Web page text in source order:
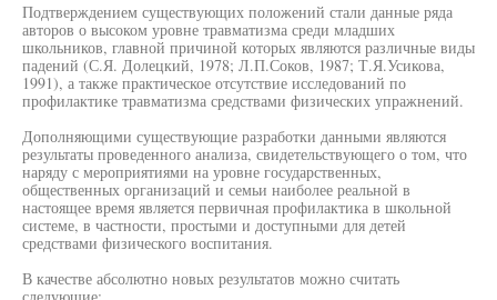
Подтверждением существующих положений стали данные ряда
авторов о высоком уровне травматизма среди младших
школьников, главной причиной которых являются различные виды
падений (С.Я. Долецкий, 1978; Л.П.Соков, 1987; Т.Я.Усикова,
1991), а также практическое отсутствие исследований по
профилактике травматизма средствами физических упражнений.
Дополняющими существующие разработки данными являются
результаты проведенного анализа, свидетельствующего о том, что
наряду с мероприятиями на уровне государственных,
общественных организаций и семьи наиболее реальной в
настоящее время является первичная профилактика в школьной
системе, в частности, простыми и доступными для детей
средствами физического воспитания.
В качестве абсолютно новых результатов можно считать